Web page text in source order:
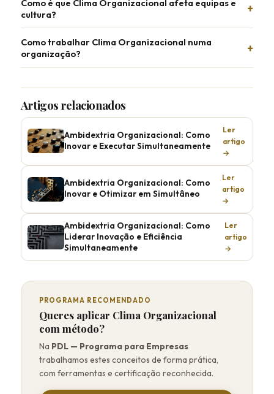
Como é que Clima Organizacional afeta equipas e
cultura?
Como trabalhar Clima Organizacional numa
organização?
Artigos relacionados
Ambidextria Organizacional: Como
Inovar e Executar Simultaneamente
Ler
artigo
→
Ambidextria Organizacional: Como
Inovar e Otimizar em Simultâneo
Ler
artigo
→
Ambidextria Organizacional: Como
Liderar Inovação e Eficiência
Simultaneamente
Ler
artigo
→
PROGRAMA RECOMENDADO
Queres aplicar Clima Organizacional
com método?
Na PDL — Programa para Empresas
trabalhamos estes conceitos de forma prática,
com ferramentas e certificação reconhecida.